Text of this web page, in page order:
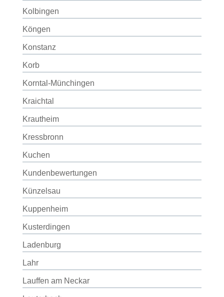
Kolbingen
Köngen
Konstanz
Korb
Korntal-Münchingen
Kraichtal
Krautheim
Kressbronn
Kuchen
Kundenbewertungen
Künzelsau
Kuppenheim
Kusterdingen
Ladenburg
Lahr
Lauffen am Neckar